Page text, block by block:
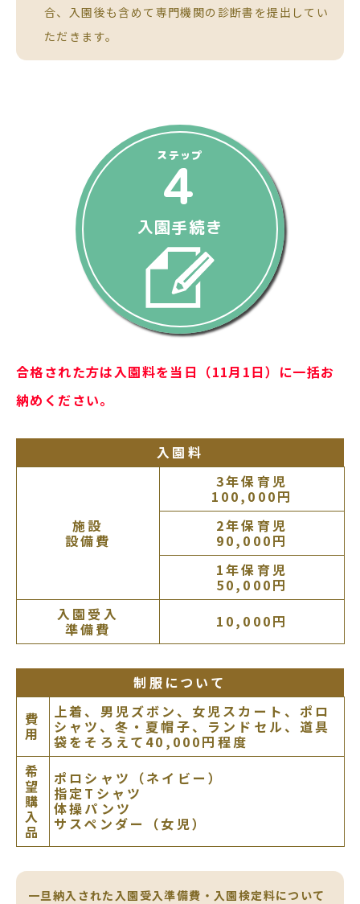
合、入園後も含めて専門機関の診断書を提出してい
ただきます。
ステップ
4
入園手続き
合格された方は入園料を当日（11月1日）に一括お
納めください。
入園料
施設
設備費
3年保育児
100,000円
2年保育児
90,000円
1年保育児
50,000円
入園受入
準備費 10,000円
制服について
費
用
上着、男児ズボン、女児スカート、ポロ
シャツ、冬・夏帽子、ランドセル、道具
袋をそろえて40,000円程度
希
望
購
入
品
ポロシャツ（ネイビー）
指定Tシャツ
体操パンツ
サスペンダー（女児）
一旦納入された入園受入準備費・入園検定料について